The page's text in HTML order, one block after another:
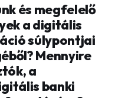
és megfelelő
a digitális
súlypontjai
Mennyire
a
banki